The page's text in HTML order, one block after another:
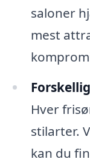
saloner
mest
Hver
stilarter.
kan du